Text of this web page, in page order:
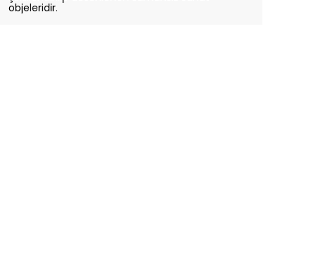
objeleridir.